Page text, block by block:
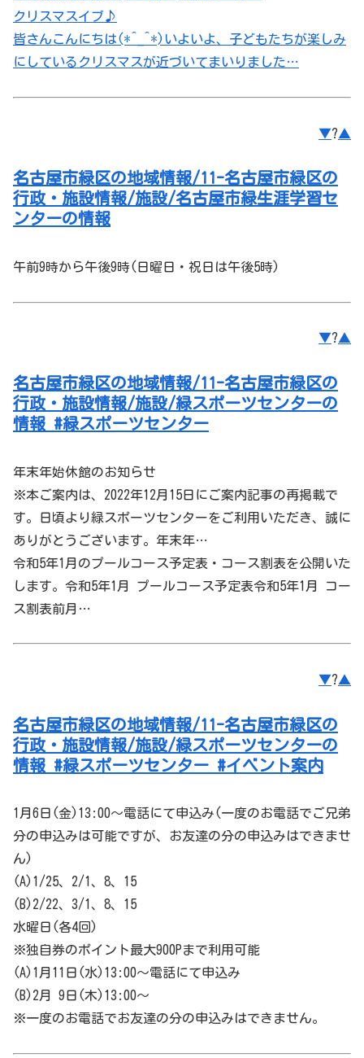
クリスマスイブ♪
皆さんこんにちは(*^_^*)いよいよ、子どもたちが楽しみ
にしているクリスマスが近づいてまいりました…
▼?▲
名古屋市緑区の地域情報/11-名古屋市緑区の
行政・施設情報/施設/名古屋市緑生涯学習セ
ンターの情報
午前9時から午後9時(日曜日・祝日は午後5時)
▼?▲
名古屋市緑区の地域情報/11-名古屋市緑区の
行政・施設情報/施設/緑スポーツセンターの
情報 #緑スポーツセンター
年末年始休館のお知らせ
※本ご案内は、2022年12月15日にご案内記事の再掲載で
す。日頃より緑スポーツセンターをご利用いただき、誠に
ありがとうございます。年末年…
令和5年1月のプールコース予定表・コース割表を公開いた
します。令和5年1月 プールコース予定表令和5年1月 コー
ス割表前月…
▼?▲
名古屋市緑区の地域情報/11-名古屋市緑区の
行政・施設情報/施設/緑スポーツセンターの
情報 #緑スポーツセンター #イベント案内
1月6日(金)13:00～電話にて申込み(一度のお電話でご兄弟
分の申込みは可能ですが、お友達の分の申込みはできませ
ん)
(A)1/25、2/1、8、15
(B)2/22、3/1、8、15
水曜日(各4回)
※独自券のポイント最大900Pまで利用可能
(A)1月11日(水)13:00～電話にて申込み
(B)2月 9日(木)13:00～
※一度のお電話でお友達の分の申込みはできません。